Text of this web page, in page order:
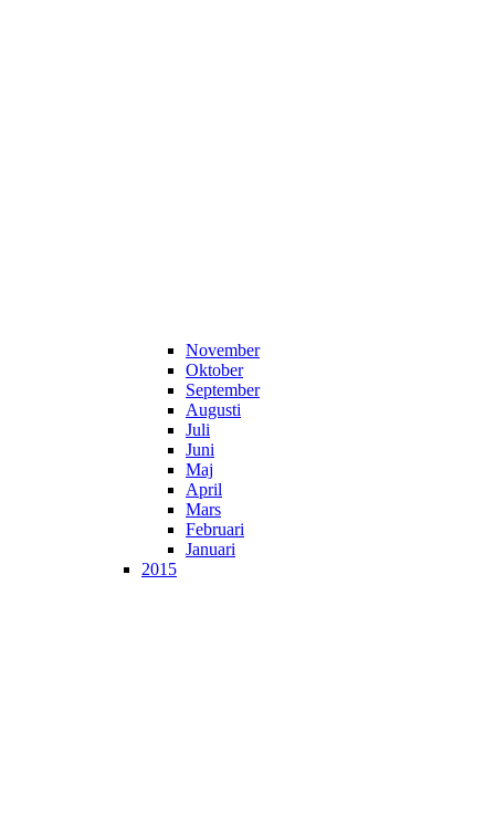
November
Oktober
September
Augusti
Juli
Juni
Maj
April
Mars
Februari
Januari
2015